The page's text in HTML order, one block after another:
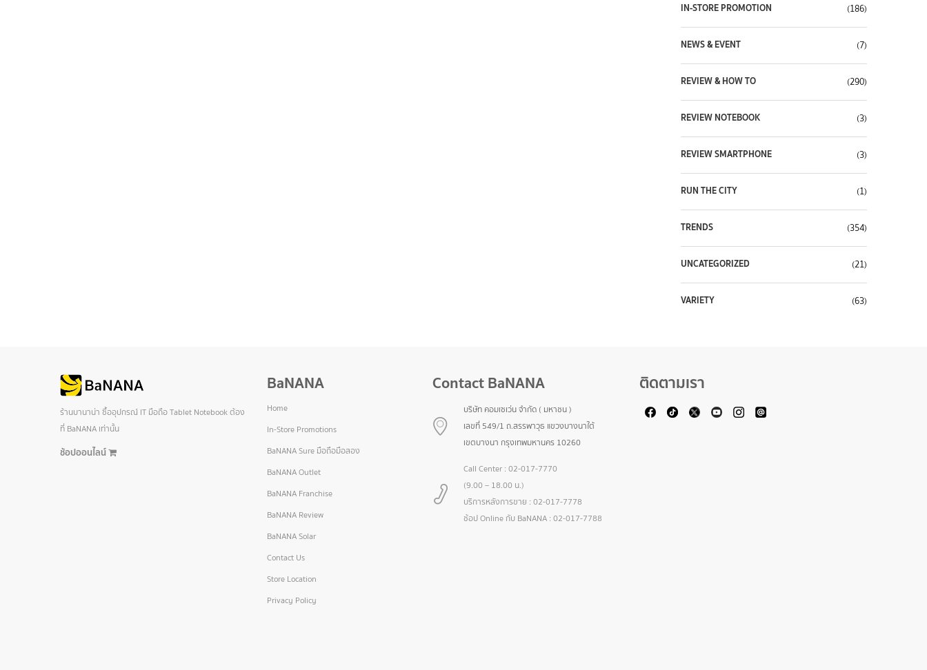
IN-STORE PROMOTION (186)
NEWS & EVENT (7)
REVIEW & HOW TO (290)
REVIEW NOTEBOOK (3)
REVIEW SMARTPHONE (3)
RUN THE CITY (1)
TRENDS (354)
UNCATEGORIZED (21)
VARIETY (63)
ร้านบานาน่า ซื้ออุปกรณ์ IT มือถือ Tablet Notebook ต้อง
ที่ BaNANA เท่านั้น
ช้อปออนไลน์
BaNANA
Home
In-Store Promotions
BaNANA Sure มือถือมือสอง
BaNANA Outlet
BaNANA Franchise
BaNANA Review
BaNANA Solar
Contact Us
Store Location
Privacy Policy
Contact BaNANA
บริษัท คอมเซเว่น จำกัด ( มหาชน )
เลขที่ 549/1 ถ.สรรพาวุธ แขวงบางนาใต้
เขตบางนา กรุงเทพมหานคร 10260
Call Center : 02-017-7770
(9.00 – 18.00 น.)
บริการหลังการขาย : 02-017-7778
ช้อป Online กับ BaNANA : 02-017-7788
ติดตามเรา